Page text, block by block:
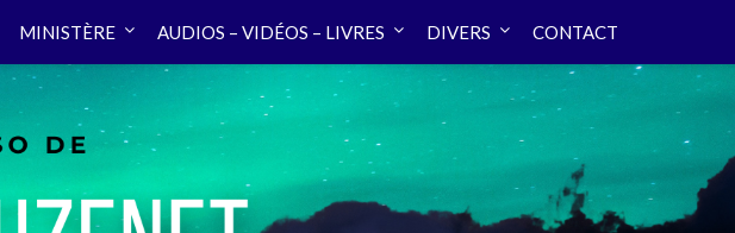
MINISTÈRE AUDIOS – VIDÉOS – LIVRES DIVERS CONTACT